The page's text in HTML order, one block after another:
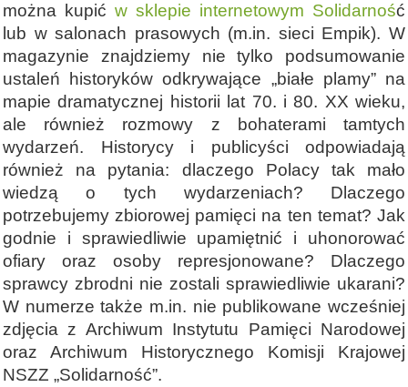
można kupić w sklepie internetowym Solidarność
lub w salonach prasowych (m.in. sieci Empik). W
magazynie znajdziemy nie tylko podsumowanie
ustaleń historyków odkrywające „białe plamy” na
mapie dramatycznej historii lat 70. i 80. XX wieku,
ale również rozmowy z bohaterami tamtych
wydarzeń. Historycy i publicyści odpowiadają
również na pytania: dlaczego Polacy tak mało
wiedzą o tych wydarzeniach? Dlaczego
potrzebujemy zbiorowej pamięci na ten temat? Jak
godnie i sprawiedliwie upamiętnić i uhonorować
ofiary oraz osoby represjonowane? Dlaczego
sprawcy zbrodni nie zostali sprawiedliwie ukarani?
W numerze także m.in. nie publikowane wcześniej
zdjęcia z Archiwum Instytutu Pamięci Narodowej
oraz Archiwum Historycznego Komisji Krajowej
NSZZ „Solidarność”.